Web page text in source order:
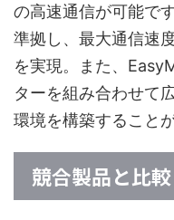
の高速通信が可能で
準拠し、最大通信速
を実現。また、
ターを組み合わせて
環境を構築すること
競合製品と比